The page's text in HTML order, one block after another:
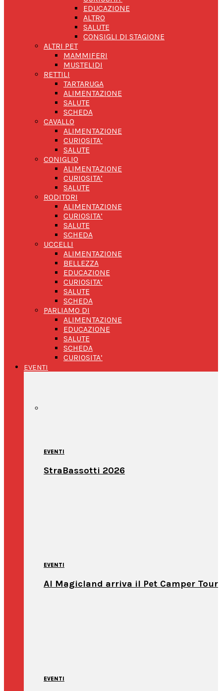
EDUCAZIONE
ALTRO
SALUTE
CONSIGLI DI STAGIONE
ALTRI PET
MAMMIFERI
MUSTELIDI
RETTILI
TARTARUGA
ALIMENTAZIONE
SALUTE
SCHEDA
CAVALLO
ALIMENTAZIONE
CURIOSITA’
SALUTE
CONIGLIO
ALIMENTAZIONE
CURIOSITA’
SALUTE
RODITORI
ALIMENTAZIONE
CURIOSITA’
SALUTE
SCHEDA
UCCELLI
ALIMENTAZIONE
BELLEZZA
EDUCAZIONE
CURIOSITA’
SALUTE
SCHEDA
PARLIAMO DI
ALIMENTAZIONE
EDUCAZIONE
SALUTE
SCHEDA
CURIOSITA’
EVENTI
EVENTI
StraBassotti 2026
EVENTI
Al Magicland arriva il Pet Camper Tour
EVENTI